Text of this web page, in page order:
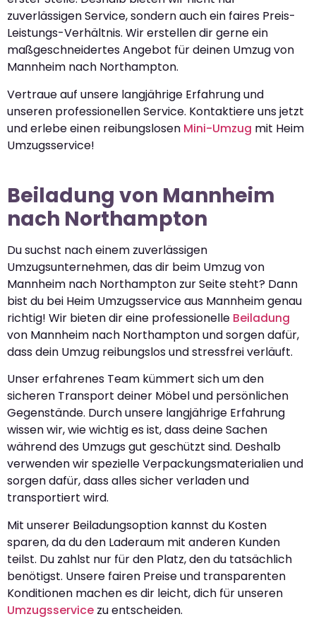
zuverlässigen Service, sondern auch ein faires Preis-
Leistungs-Verhältnis. Wir erstellen dir gerne ein
maßgeschneidertes Angebot für deinen Umzug von
Mannheim nach Northampton.
Vertraue auf unsere langjährige Erfahrung und
unseren professionellen Service. Kontaktiere uns jetzt
und erlebe einen reibungslosen Mini-Umzug mit Heim
Umzugsservice!
Beiladung von Mannheim
nach Northampton
Du suchst nach einem zuverlässigen
Umzugsunternehmen, das dir beim Umzug von
Mannheim nach Northampton zur Seite steht? Dann
bist du bei Heim Umzugsservice aus Mannheim genau
richtig! Wir bieten dir eine professionelle Beiladung
von Mannheim nach Northampton und sorgen dafür,
dass dein Umzug reibungslos und stressfrei verläuft.
Unser erfahrenes Team kümmert sich um den
sicheren Transport deiner Möbel und persönlichen
Gegenstände. Durch unsere langjährige Erfahrung
wissen wir, wie wichtig es ist, dass deine Sachen
während des Umzugs gut geschützt sind. Deshalb
verwenden wir spezielle Verpackungsmaterialien und
sorgen dafür, dass alles sicher verladen und
transportiert wird.
Mit unserer Beiladungsoption kannst du Kosten
sparen, da du den Laderaum mit anderen Kunden
teilst. Du zahlst nur für den Platz, den du tatsächlich
benötigst. Unsere fairen Preise und transparenten
Konditionen machen es dir leicht, dich für unseren
Umzugsservice zu entscheiden.